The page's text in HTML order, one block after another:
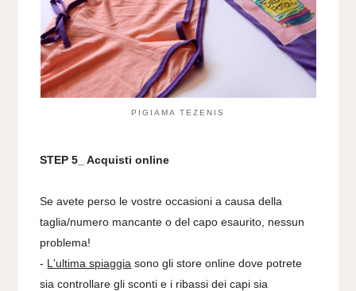
PIGIAMA TEZENIS
STEP 5_ Acquisti online
Se avete perso le vostre occasioni a causa della
taglia/numero mancante o del capo esaurito, nessun
problema!
- L'ultima spiaggia sono gli store online dove potrete
sia controllare gli sconti e i ribassi dei capi sia